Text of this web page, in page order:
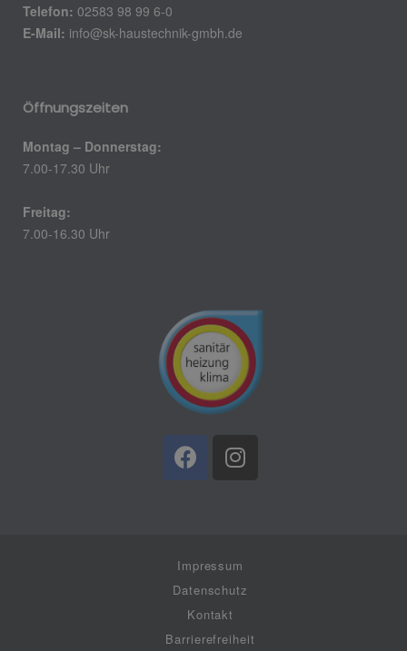
Telefon: 02583 98 99 6-0
E-Mail: info@sk-haustechnik-gmbh.de
Öffnungszeiten
Montag – Donnerstag:
7.00-17.30 Uhr
Freitag:
7.00-16.30 Uhr
Impressum
Datenschutz
Kontakt
Barrierefreiheit